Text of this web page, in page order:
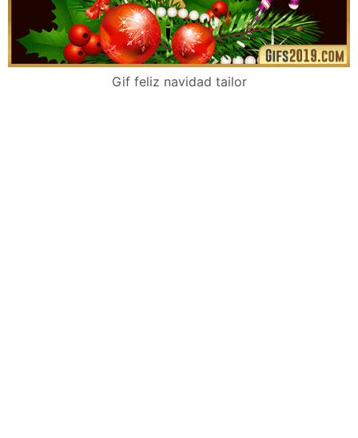
Gif feliz navidad tailor